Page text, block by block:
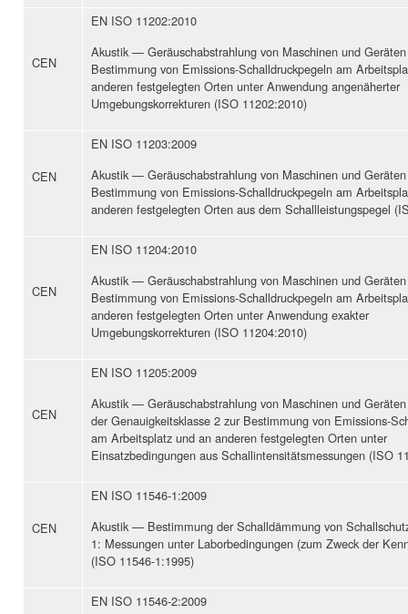
CEN
EN ISO 11202:2010
Akustik — Geräuschabstrahlung von Maschinen und
Bestimmung von Emissions-Schalldruckpegeln am
anderen festgelegten Orten unter Anwendung angenäherter
Umgebungskorrekturen (ISO 11202:2010)
CEN
EN ISO 11203:2009
Akustik — Geräuschabstrahlung von Maschinen und
Bestimmung von Emissions-Schalldruckpegeln am
anderen festgelegten Orten aus dem Schallleistungspegel
CEN
EN ISO 11204:2010
Akustik — Geräuschabstrahlung von Maschinen und
Bestimmung von Emissions-Schalldruckpegeln am
anderen festgelegten Orten unter Anwendung exakter
Umgebungskorrekturen (ISO 11204:2010)
CEN
EN ISO 11205:2009
Akustik — Geräuschabstrahlung von Maschinen und
der Genauigkeitsklasse 2 zur Bestimmung von Emissions-
am Arbeitsplatz und an anderen festgelegten Orten unter
Einsatzbedingungen aus Schallintensitätsmessungen (ISO
CEN
EN ISO 11546-1:2009
Akustik — Bestimmung der Schalldämmung von
1: Messungen unter Laborbedingungen (zum Zweck der
(ISO 11546-1:1995)
EN ISO 11546-2:2009